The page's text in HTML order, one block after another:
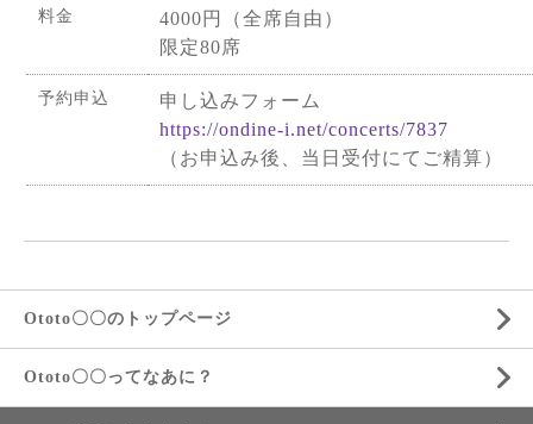
料金
4000円（全席自由）
限定80席
予約申込
申し込みフォーム
https://ondine-i.net/concerts/7837
（お申込み後、当日受付にてご精算）
Ototo〇〇のトップページ
Ototo〇〇ってなあに？